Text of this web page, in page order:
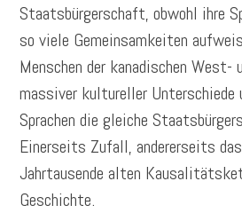
Staatsbürgerschaft, obwohl ihre
so viele Gemeinsamkeiten
Menschen der kanadischen
massiver kultureller Unterschiede
Sprachen die gleiche
Einerseits Zufall, andererseits
Jahrtausende alten
Geschichte.